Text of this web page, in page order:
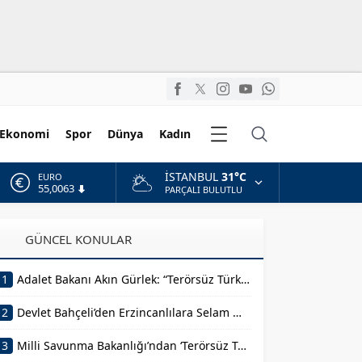
Ekonomi Spor Dünya Kadın
Kategoriler
ALTIN
6.543,59
DOLAR
55,0063
İSTANBUL 31°C
PARÇALI BULUTLU
GÜNCEL KONULAR
1 Adalet Bakanı Akın Gürlek: “Terörsüz Türkiye 86 Milyonun Ortak Hedefidir”
2 Devlet Bahçeli’den Erzincanlılara Selam Mesajı
3 Milli Savunma Bakanlığı’ndan ‘Terörsüz Türkiye’ Mesajı